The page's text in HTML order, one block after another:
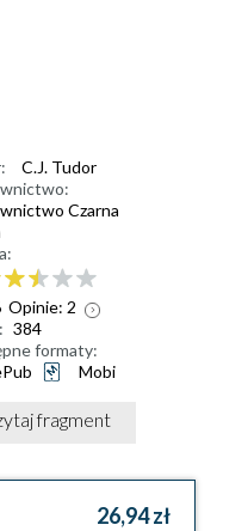
C.J. Tudor
Czarna
Opinie: 2
384
formaty:
Mobi
fragment
26,94 zł